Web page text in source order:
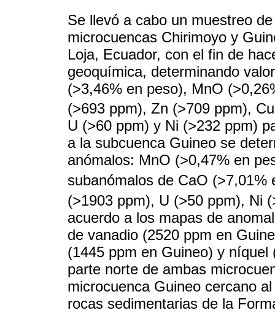
Se llevó a cabo un muestreo
microcuencas Chirimoyo y
Loja, Ecuador, con el fin de
geoquímica, determinando
(>3,46% en peso), MnO
(>693 ppm), Zn (>709 ppm),
U (>60 ppm) y Ni (>232 ppm)
a la subcuenca Guineo se
anómalos: MnO (>0,47% en
subanómalos de CaO (>7,01%
(>1903 ppm), U (>50 ppm), Ni
acuerdo a los mapas de
de vanadio (2520 ppm en
(1445 ppm en Guineo) y
parte norte de ambas
microcuenca Guineo cercano
rocas sedimentarias de la